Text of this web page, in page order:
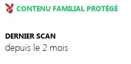
CONTENU FAMILIAL PROTÉGÉ
DERNIER SCAN
depuis le 2 mois